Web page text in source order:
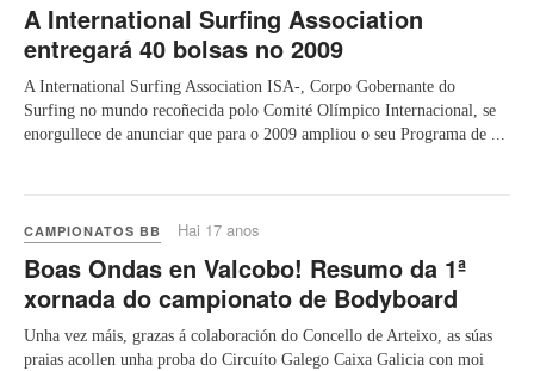
A International Surfing Association
entregará 40 bolsas no 2009
A International Surfing Association ISA-, Corpo Gobernante do
Surfing no mundo recoñecida polo Comité Olímpico Internacional, se
enorgullece de anunciar que para o 2009 ampliou o seu Programa de ...
CAMPIONATOS BB Hai 17 anos
Boas Ondas en Valcobo! Resumo da 1ª
xornada do campionato de Bodyboard
Unha vez máis, grazas á colaboración do Concello de Arteixo, as súas
praias acollen unha proba do Circuíto Galego Caixa Galicia con moi